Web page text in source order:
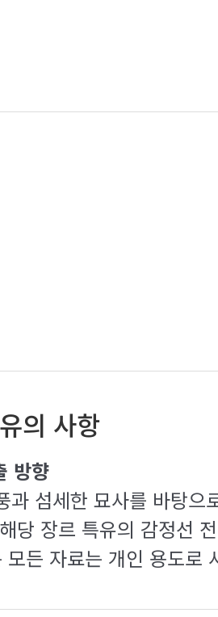
의 사항
방향
과 섬세한 묘사를 바탕으
당 장르 특유의 감정선
든 자료는 개인 용도로